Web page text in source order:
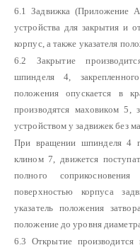
6.1 Задвижка (Приложение
устройства для закрытия и
корпус, а также указателя
6.2 Закрытие
шпинделя 4,
положения опускается в
производятся маховиком
устройством у задвижек без
При вращении шпинделя 4
клином 7, движется
полного
поверхностью корпуса
указатель положения
положение до уровня
6.3 Открытие